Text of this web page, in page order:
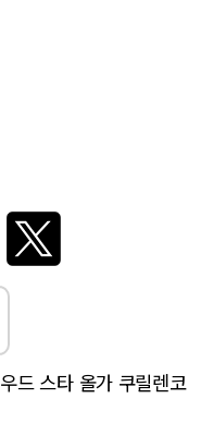
드 스타 올가 쿠릴렌코